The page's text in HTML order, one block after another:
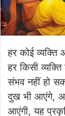
हर कोई व्यक्ति
हर किसी
संभव नहीं हो
दुख भी आएंगे,
आएंगी, यह